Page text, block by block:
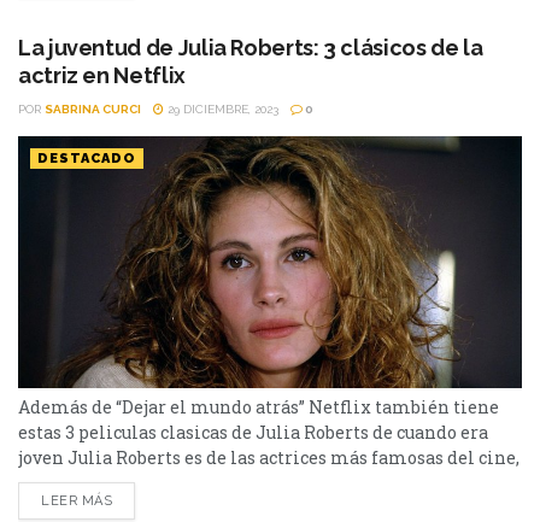
las comedias...
La juventud de Julia Roberts: 3 clásicos de la
actriz en Netflix
POR SABRINA CURCI 29 DICIEMBRE, 2023 0
DESTACADO
Además de “Dejar el mundo atrás” Netflix también tiene
estas 3 peliculas clasicas de Julia Roberts de cuando era
joven Julia Roberts es de las actrices más famosas del cine,
ganadora de varios premios y con una carrera no sólo
extensa y variada, sino también muy renombrada. Hace
LEER MÁS